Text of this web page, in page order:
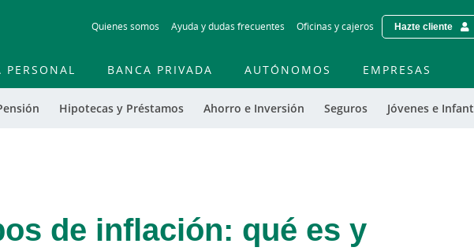
to
contentt
Quienes somos Ayuda y dudas frecuentes Oficinas y cajeros Hazte cliente
Hipotecas y Préstamos Ahorro e Inversión Seguros Jóvenes e
PERSONAL BANCA PRIVADA AUTÓNOMOS EMPRESAS
de inflación: qué es y